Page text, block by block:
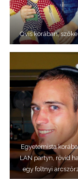
Ovis korában,
Egyetemista
LAN partyn, rövid
egy foltnyi